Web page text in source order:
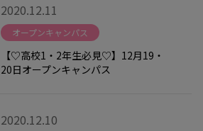
2020.12.11
オープンキャンパス
【♡高校1・2年生必見♡】12月19・
20日オープンキャンパス
2020.12.10